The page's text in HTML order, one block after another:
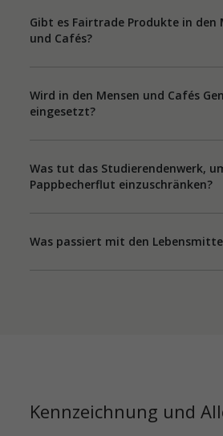
Gibt es Fairtrade Produkte in den
und Cafés?
Wird in den Mensen und Cafés
eingesetzt?
Was tut das Studierendenwerk,
Pappbecherflut einzuschränken?
Was passiert mit den
Kennzeichnung und